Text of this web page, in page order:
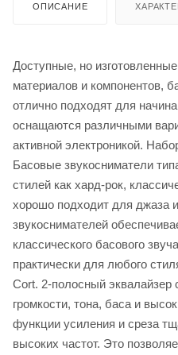
ОПИСАНИЕ
Доступные, но
материалов и компонентов,
отлично подходят для
оснащаются различными
активной электроникой.
Басовые звукосниматели
стилей как хард-рок,
хорошо подходит для джаза
звукоснимателей
классического басового
практически для любого
Cort. 2-полосный эквалайзер
громкости, тона, баса и
функции усиления и среза
высоких частот. Это